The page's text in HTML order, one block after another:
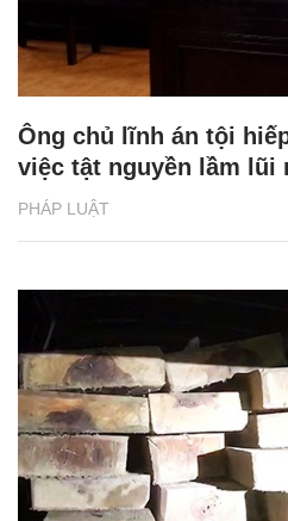
PHÁP LUẬT
Ông chủ lĩnh án tội
việc tật nguyền lầm lũi